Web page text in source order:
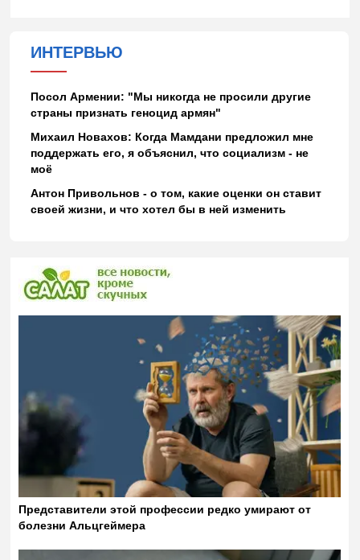
ИНТЕРВЬЮ
Посол Армении: "Мы никогда не просили другие
страны признать геноцид армян"
Михаил Новахов: Когда Мамдани предложил мне
поддержать его, я объяснил, что социализм - не
моё
Антон Привольнов - о том, какие оценки он ставит
своей жизни, и что хотел бы в ней изменить